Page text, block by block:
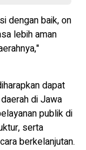
dengan baik, on
lebih aman
dapat
di Jawa
publik di
serta
berkelanjutan.